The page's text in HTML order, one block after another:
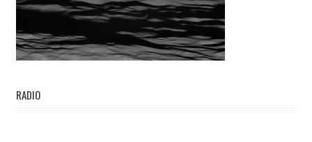
RADIO